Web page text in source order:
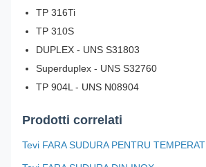
TP 316Ti
TP 310S
DUPLEX - UNS S31803
Superduplex - UNS S32760
TP 904L - UNS N08904
Prodotti correlati
Tevi FARA SUDURA PENTRU